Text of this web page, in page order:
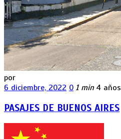
por
6 diciembre, 2022 0 1 min 4 años
PASAJES DE BUENOS AIRES